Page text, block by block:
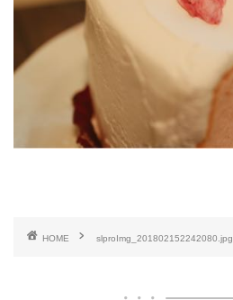
HOME slproImg_201802152242080.jpg